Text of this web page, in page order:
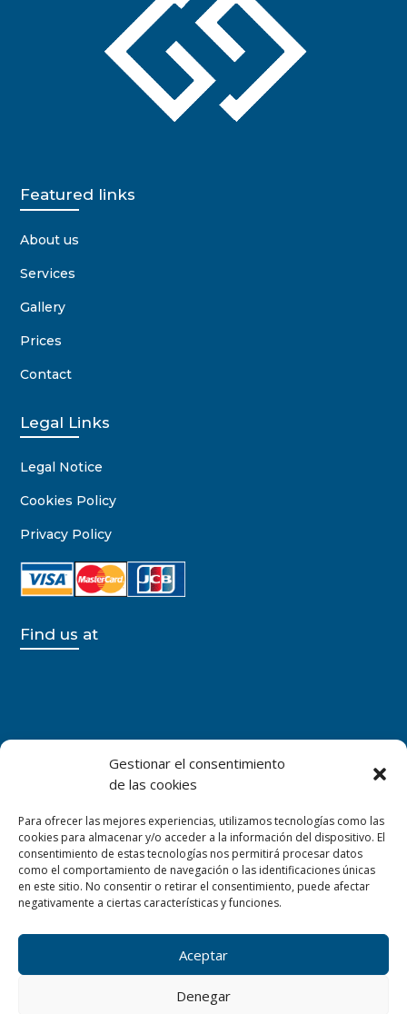
Gestionar el consentimiento
de las cookies
Para ofrecer las mejores experiencias, utilizamos tecnologías como las
cookies para almacenar y/o acceder a la información del dispositivo. El
consentimiento de estas tecnologías nos permitirá procesar datos
como el comportamiento de navegación o las identificaciones únicas
en este sitio. No consentir o retirar el consentimiento, puede afectar
negativamente a ciertas características y funciones.
Aceptar
Denegar
Featured links
About us
Services
Gallery
Prices
Contact
Legal Links
Legal Notice
Cookies Policy
Privacy Policy
Find us at